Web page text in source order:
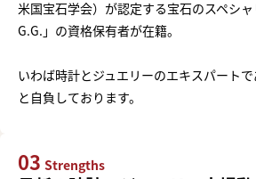
米国宝石学会）が認定する宝石のスペシ
G.G.」の資格保有者が在籍。
いわば時計とジュエリーのエキスパート
と自負しております。
03 Strengths